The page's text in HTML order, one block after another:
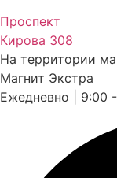
Проспект
Кирова 308
На территории
Магнит Экстра
Ежедневно | 9:00